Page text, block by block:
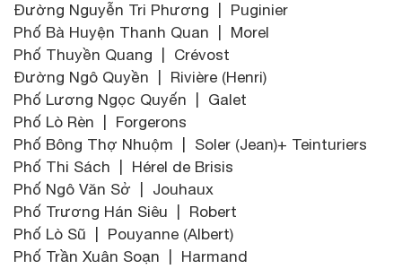
Đường Nguyễn Tri Phương | Puginier
Phố Bà Huyện Thanh Quan | Morel
Phố Thuyền Quang | Crévost
Đường Ngô Quyền | Rivière (Henri)
Phố Lương Ngọc Quyến | Galet
Phố Lò Rèn | Forgerons
Phố Bông Thợ Nhuộm | Soler (Jean)+ Teinturiers
Phố Thi Sách | Hérel de Brisis
Phố Ngô Văn Sở | Jouhaux
Phố Trương Hán Siêu | Robert
Phố Lò Sũ | Pouyanne (Albert)
Phố Trần Xuân Soạn | Harmand